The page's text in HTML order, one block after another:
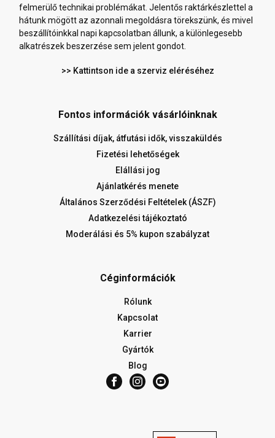
felmerülő technikai problémákat. Jelentős raktárkészlettel a
hátunk mögött az azonnali megoldásra törekszünk, és mivel
beszállítóinkkal napi kapcsolatban állunk, a különlegesebb
alkatrészek beszerzése sem jelent gondot.
>> Kattintson ide a szerviz eléréséhez
Fontos információk vásárlóinknak
Szállítási díjak, átfutási idők, visszaküldés
Fizetési lehetőségek
Elállási jog
Ajánlatkérés menete
Általános Szerződési Feltételek (ÁSZF)
Adatkezelési tájékoztató
Moderálási és 5% kupon szabályzat
Céginformációk
Rólunk
Kapcsolat
Karrier
Gyártók
Blog